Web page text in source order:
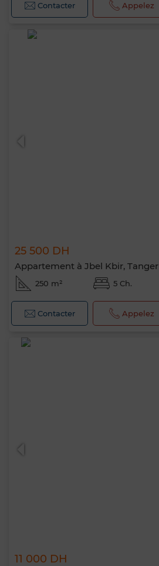
Contacter Appelez
25 500 DH
Appartement à Jbel Kbir, Tanger
250 m² 5 Ch.
Contacter Appelez
11 000 DH